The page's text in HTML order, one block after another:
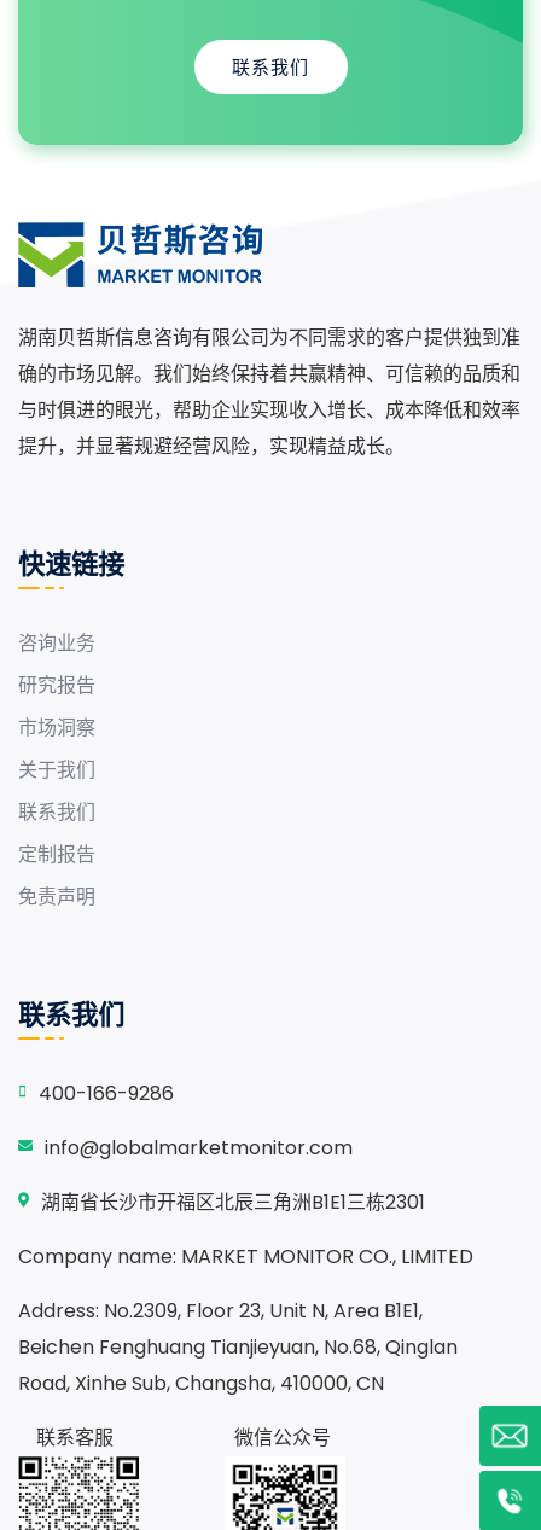
联系我们
湖南贝哲斯信息咨询有限公司为不同需求的客户提供独到准
确的市场见解。我们始终保持着共赢精神、可信赖的品质和
与时俱进的眼光，帮助企业实现收入增长、成本降低和效率
提升，并显著规避经营风险，实现精益成长。
快速链接
咨询业务
研究报告
市场洞察
关于我们
联系我们
定制报告
免责声明
联系我们
400-166-9286
info@globalmarketmonitor.com
湖南省长沙市开福区北辰三角洲B1E1三栋2301
Company name: MARKET MONITOR CO., LIMITED
Address: No.2309, Floor 23, Unit N, Area B1E1,
Beichen Fenghuang Tianjieyuan, No.68, Qinglan
Road, Xinhe Sub, Changsha, 410000, CN
联系客服
微信公众号